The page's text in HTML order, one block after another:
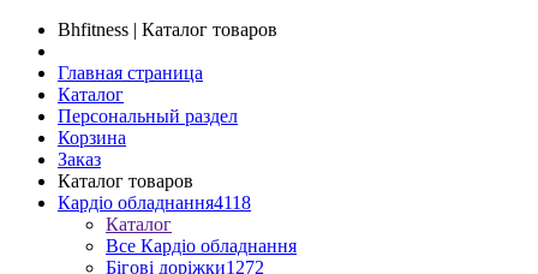
Bhfitness | Каталог товаров
Главная страница
Каталог
Персональный раздел
Корзина
Заказ
Каталог товаров
Кардіо обладнання4118
Каталог
Все Кардіо обладнання
Бігові доріжки1272